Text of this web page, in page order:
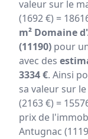
valeur sur le
(1692 €) =
m² Domaine
(11190) pour
avec des
3334 €. Ainsi
sa valeur sur
(2163 €) =
prix de
Antugnac